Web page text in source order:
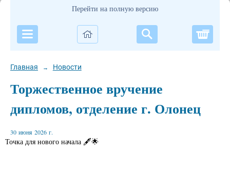
Перейти на полную версию
Главная → Новости
Торжественное вручение
дипломов, отделение г. Олонец
30 июня 2026 г.
Точка для нового начала 🖋🌟